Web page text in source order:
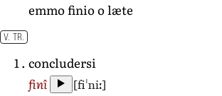
emmo finio o læte
V. TR.
concludersi
finî
[fiˈniː]